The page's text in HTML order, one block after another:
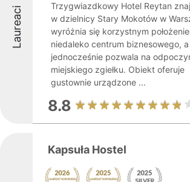
Laureaci
Trzygwiazdkowy Hotel Reytan
w dzielnicy Stary Mokotów w
wyróżnia się korzystnym
niedaleko centrum biznesowego, a
jednocześnie pozwala na
miejskiego zgiełku. Obiekt oferuje
gustownie urządzone ...
8.8
Kapsuła Hostel